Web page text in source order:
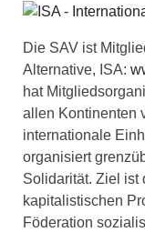
Die SAV ist
Alternative, ISA:
hat
allen Kontinenten
internationale
organisiert
Solidarität. Ziel ist
kapitalistischen
Föderation